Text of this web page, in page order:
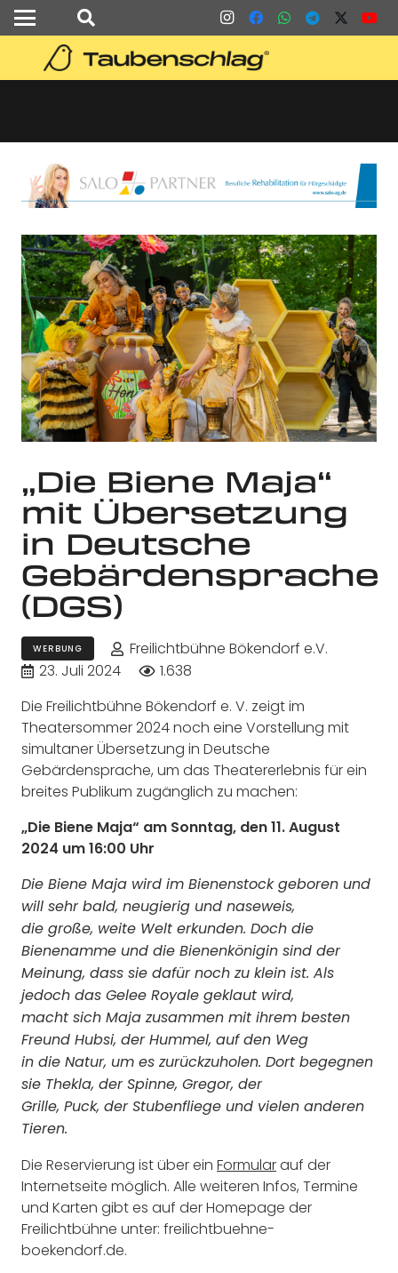
„Die Biene Maja“
mit Übersetzung
in Deutsche
Gebärdensprache
(DGS)
WERBUNG
Freilichtbühne Bökendorf e.V.
23. Juli 2024
1.638
Die Freilichtbühne Bökendorf e. V. zeigt im
Theatersommer 2024 noch eine Vorstellung mit
simultaner Übersetzung in Deutsche
Gebärdensprache, um das Theatererlebnis für ein
breites Publikum zugänglich zu machen:
„Die Biene Maja“ am Sonntag, den 11. August
2024 um 16:00 Uhr
Die Biene Maja wird im Bienenstock geboren und
will sehr bald, neugierig und naseweis,
die große, weite Welt erkunden. Doch die
Bienenamme und die Bienenkönigin sind der
Meinung, dass sie dafür noch zu klein ist. Als
jedoch das Gelee Royale geklaut wird,
macht sich Maja zusammen mit ihrem besten
Freund Hubsi, der Hummel, auf den Weg
in die Natur, um es zurückzuholen. Dort begegnen
sie Thekla, der Spinne, Gregor, der
Grille, Puck, der Stubenfliege und vielen anderen
Tieren.
Die Reservierung ist über ein Formularauf der
Internetseite möglich. Alle weiteren Infos, Termine
und Karten gibt es auf der Homepage der
Freilichtbühne unter: freilichtbuehne-
boekendorf.de.